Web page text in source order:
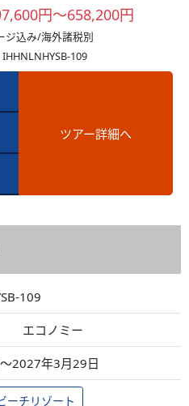
円～658,200円
ジ込み/海外諸税別
109
ツアー詳細へ
109
エコノミー
2027年3月29日
ーチリゾート